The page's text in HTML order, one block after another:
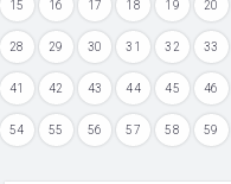
15 16 17 18 19 20
28 29 30 31 32 33
41 42 43 44 45 46
54 55 56 57 58 59